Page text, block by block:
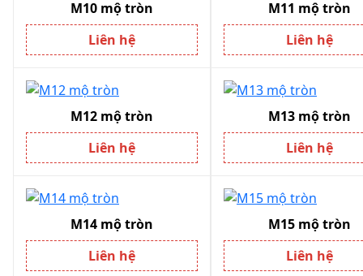
M10 mộ tròn
Liên hệ
M11 mộ tròn
Liên hệ
M12 mộ tròn
Liên hệ
M13 mộ tròn
Liên hệ
M14 mộ tròn
Liên hệ
M15 mộ tròn
Liên hệ